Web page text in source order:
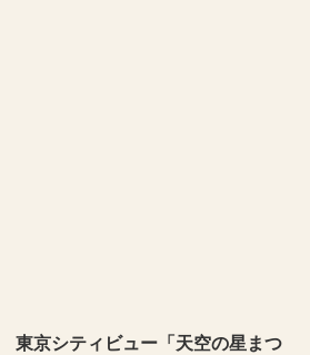
東京シティビュー「天空の星まつ